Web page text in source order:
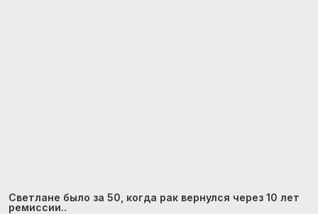
Светлане было за 50, когда рак вернулся через 10 лет
ремиссии..